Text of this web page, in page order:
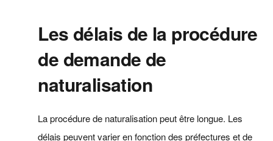
Les délais de la procédure
de demande de
naturalisation
La procédure de naturalisation peut être longue. Les
délais peuvent varier en fonction des préfectures et de